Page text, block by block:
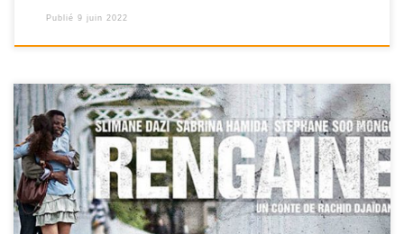
Publié 9 juin 2022
Ciné-club du FCAPA lundi 30 mai 2022 au Cinéma Le César à Apt –
18h30 […]